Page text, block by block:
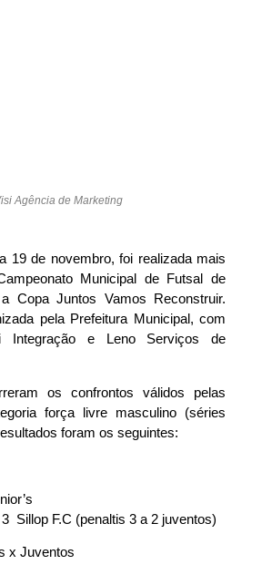
Agência de Marketing
19 de novembro, foi realizada mais
Municipal de Futsal de
Copa Juntos Vamos Reconstruir.
pela Prefeitura Municipal, com
Integração e Leno Serviços de
os confrontos válidos pelas
força livre masculino (séries
foram os seguintes:
Sillop F.C (penaltis 3 a 2 juventos)
x Juventos